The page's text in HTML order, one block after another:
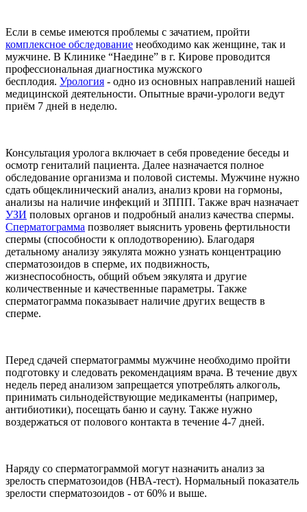
Если в семье имеются проблемы с зачатием, пройти
комплексное обследование необходимо как женщине, так и
мужчине. В Клинике “Наедине” в г. Кирове проводится
профессиональная диагностика мужского
бесплодия. Урология - одно из основных направлений нашей
медицинской деятельности. Опытные врачи-урологи ведут
приём 7 дней в неделю.
Консультация уролога включает в себя проведение беседы и
осмотр гениталий пациента. Далее назначается полное
обследование организма и половой системы. Мужчине нужно
сдать общеклинический анализ, анализ крови на гормоны,
анализы на наличие инфекций и ЗППП. Также врач назначает
УЗИ половых органов и подробный анализ качества спермы.
Сперматограмма позволяет выяснить уровень фертильности
спермы (способности к оплодотворению). Благодаря
детальному анализу эякулята можно узнать концентрацию
сперматозоидов в сперме, их подвижность,
жизнеспособность, общий объем эякулята и другие
количественные и качественные параметры. Также
сперматограмма показывает наличие других веществ в
сперме.
Перед сдачей сперматограммы мужчине необходимо пройти
подготовку и следовать рекомендациям врача. В течение двух
недель перед анализом запрещается употреблять алкоголь,
принимать сильнодействующие медикаменты (например,
антибиотики), посещать баню и сауну. Также нужно
воздержаться от полового контакта в течение 4-7 дней.
Наряду со сперматограммой могут назначить анализ за
зрелость сперматозоидов (НВА-тест). Нормальный показатель
зрелости сперматозоидов - от 60% и выше.